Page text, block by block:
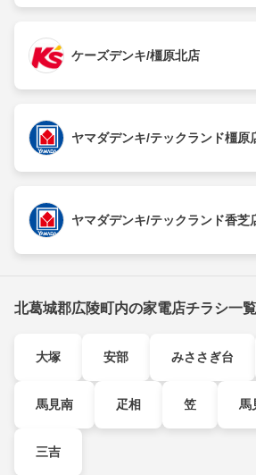
ケーズデンキ/橿原北店
ヤマダデンキ/テックランド橿原
ヤマダデンキ/テックランド香芝
北葛城郡広陵町内の家電店チラシ一覧
大塚 安部 みささぎ台
馬見南 疋相 笠 馬
三吉